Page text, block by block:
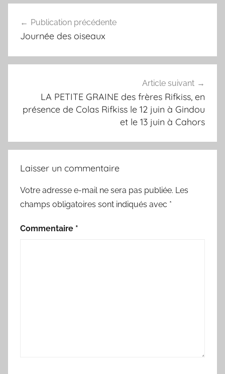
de
Publication précédente
Journée des oiseaux
Article suivant
LA PETITE GRAINE des frères Rifkiss, en
présence de Colas Rifkiss le 12 juin à Gindou
et le 13 juin à Cahors
Laisser un commentaire
Votre adresse e-mail ne sera pas publiée. Les
champs obligatoires sont indiqués avec *
Commentaire *